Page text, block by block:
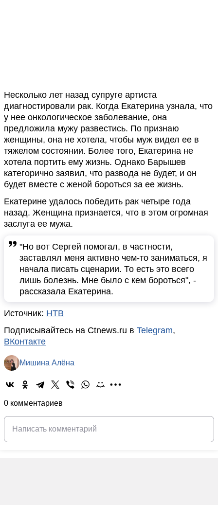
Несколько лет назад супруге артиста
диагностировали рак. Когда Екатерина узнала, что
у нее онкологическое заболевание, она
предложила мужу развестись. По признаю
женщины, она не хотела, чтобы муж видел ее в
тяжелом состоянии. Более того, Екатерина не
хотела портить ему жизнь. Однако Барышев
категорично заявил, что развода не будет, и он
будет вместе с женой бороться за ее жизнь.
Екатерине удалось победить рак четыре года
назад. Женщина признается, что в этом огромная
заслуга ее мужа.
"Но вот Сергей помогал, в частности,
заставлял меня активно чем-то заниматься, я
начала писать сценарии. То есть это всего
лишь болезнь. Мне было с кем бороться", -
рассказала Екатерина.
Источник: НТВ
Подписывайтесь на Ctnews.ru в Telegram,
ВКонтакте
Мишина Алёна
0 комментариев